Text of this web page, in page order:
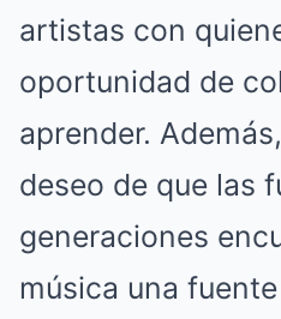
artistas con
oportunidad de
aprender.
deseo de que las
generaciones
música una